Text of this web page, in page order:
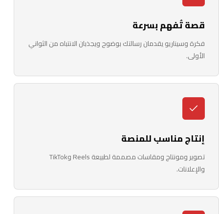
قصة تُفهم بسرعة
فكرة وسيناريو يقدمان رسالتك بوضوح ويجذبان الانتباه من الثواني
الأولى.
إنتاج مناسب للمنصة
تصوير ومونتاج ومقاسات مصممة لطبيعة Reels وTikTok
والإعلانات.